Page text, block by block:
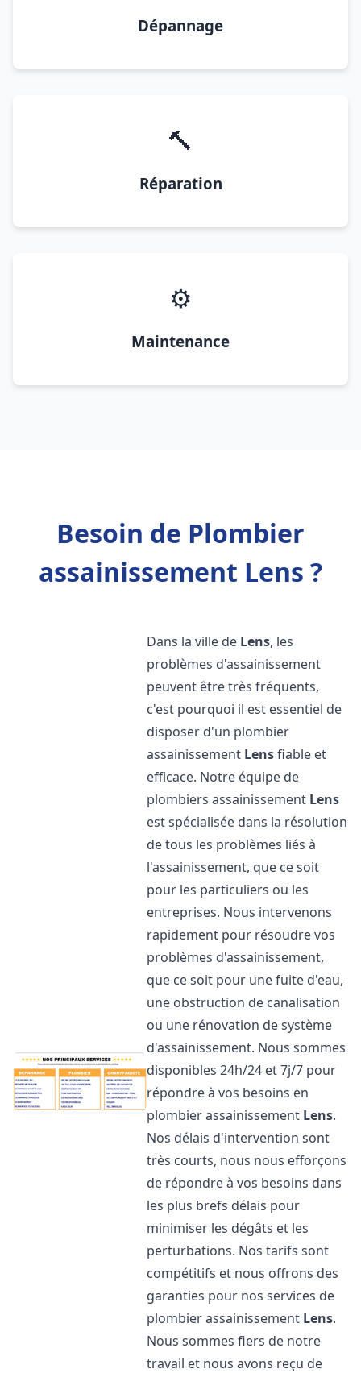
Dépannage
🔨
Réparation
⚙️
Maintenance
Besoin de Plombier
assainissement Lens ?
Dans la ville de Lens, les
problèmes d'assainissement
peuvent être très fréquents,
c'est pourquoi il est essentiel de
disposer d'un plombier
assainissement Lensfiable et
efficace. Notre équipe de
plombiers assainissement Lens
est spécialisée dans la résolution
de tous les problèmes liés à
l'assainissement, que ce soit
pour les particuliers ou les
entreprises. Nous intervenons
rapidement pour résoudre vos
problèmes d'assainissement,
que ce soit pour une fuite d'eau,
une obstruction de canalisation
ou une rénovation de système
d'assainissement. Nous sommes
disponibles 24h/24 et 7j/7 pour
répondre à vos besoins en
plombier assainissement Lens.
Nos délais d'intervention sont
très courts, nous nous efforçons
de répondre à vos besoins dans
les plus brefs délais pour
minimiser les dégâts et les
perturbations. Nos tarifs sont
compétitifs et nous offrons des
garanties pour nos services de
plombier assainissement Lens.
Nous sommes fiers de notre
travail et nous avons reçu de